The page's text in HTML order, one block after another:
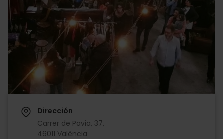
Dirección
Carrer de Pavia, 37,
46011 València